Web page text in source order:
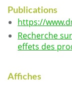
Publications
https://
Recherche
effets des
Affiches